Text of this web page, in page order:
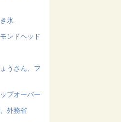
氷
ンドヘッド
うさん、フ
プオーバー
外務省